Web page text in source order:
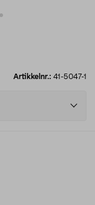
Artikkelnr.: 41-5047-1